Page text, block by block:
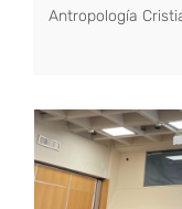
Antropología